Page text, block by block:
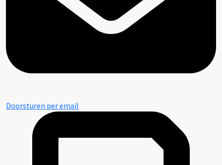
Doorsturen per email